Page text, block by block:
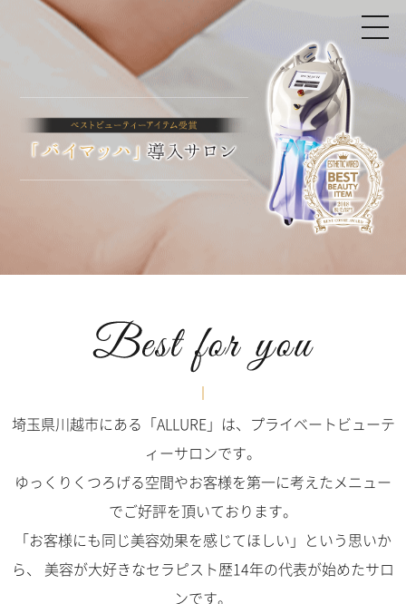
埼玉県川越市にある「ALLURE」は、プライベートビューテ
ィーサロンです。
ゆっくりくつろげる空間やお客様を第一に考えたメニュー
でご好評を頂いております。
「お客様にも同じ美容効果を感じてほしい」という思いか
ら、
美容が大好きなセラピスト歴14年の代表が始めたサロ
ンです。